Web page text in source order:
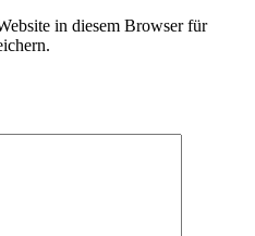
in diesem Browser für